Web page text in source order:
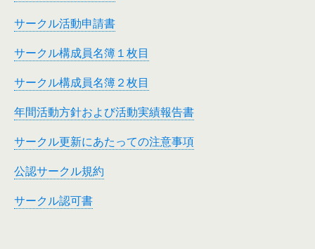
サークル活動申請書
サークル構成員名簿１枚目
サークル構成員名簿２枚目
年間活動方針および活動実績報告書
サークル更新にあたっての注意事項
公認サークル規約
サークル認可書